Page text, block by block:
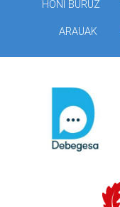
HONI BURUZ
ARAUAK